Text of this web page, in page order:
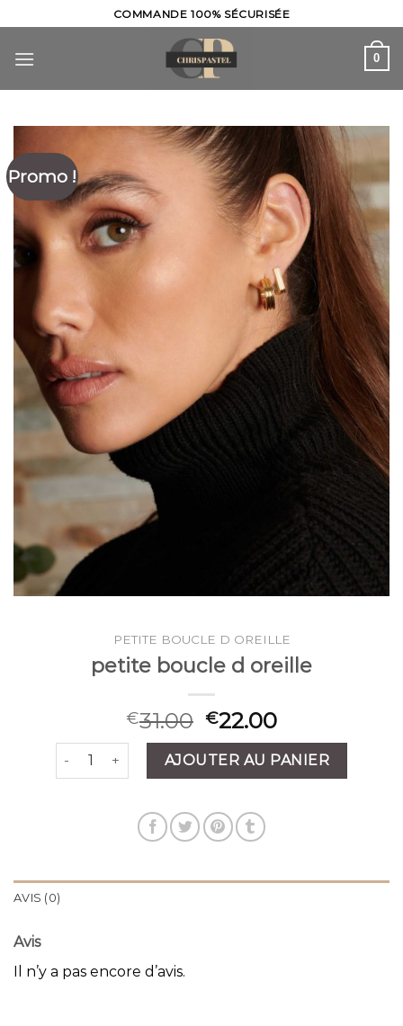
to
content
COMMANDE 100% SÉCURISÉE
0
Promo !
PETITE BOUCLE D OREILLE
petite boucle d oreille
€31.00 €22.00
quantité de petite boucle d oreille
AJOUTER AU PANIER
AVIS (0)
Avis
Il n’y a pas encore d’avis.